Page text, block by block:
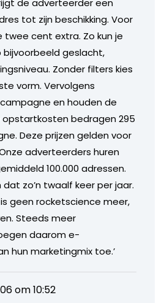
tot zijn beschikking. Voor
twee cent extra. Zo kun je
geslacht,
Zonder filters kies
vorm. Vervolgens
en houden de
opstartkosten bedragen 295
Deze prijzen gelden voor
adverteerders huren
100.000 adressen.
zo’n twaalf keer per jaar.
geen rocketscience meer,
Steeds meer
daarom e-
hun marketingmix toe.’
om 10:52